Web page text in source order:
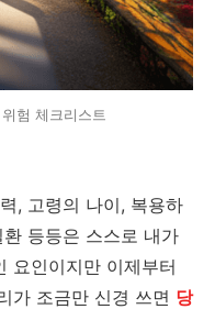
험 체크리스트
, 고령의 나이, 복용하
등등은 스스로 내가
요인이지만 이제부터
가 조금만 신경 쓰면 당